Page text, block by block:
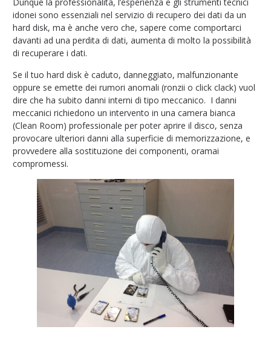
idonei sono essenziali nel servizio di recupero dei dati da un
hard disk, ma è anche vero che, sapere come comportarci
davanti ad una perdita di dati, aumenta di molto la possibilità
di recuperare i dati.
Se il tuo hard disk è caduto, danneggiato, malfunzionante
oppure se emette dei rumori anomali (ronzii o click clack) vuol
dire che ha subito danni interni di tipo meccanico. I danni
meccanici richiedono un intervento in una camera bianca
(Clean Room) professionale per poter aprire il disco, senza
provocare ulteriori danni alla superficie di memorizzazione, e
provvedere alla sostituzione dei componenti, oramai
compromessi.